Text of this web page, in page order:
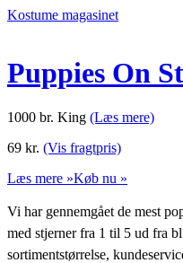
Kostume magasinet
Puppies On
1000 br. King (Læs mere)
69 kr. (Vis fragtpris)
Læs mere »Køb nu »
Vi har gennemgået de mest
med stjerner fra 1 til 5 ud fra
sortimentstørrelse,